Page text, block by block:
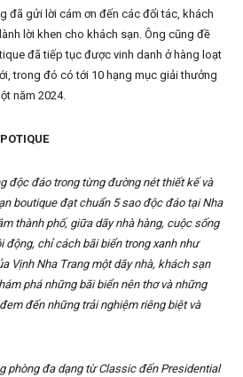
đã gửi lời cám ơn đến các đối tác, khách
lời khen cho khách sạn. Ông cũng đề
đã tiếp tục được vinh danh ở hàng loạt
trong đó có tới 10 hạng mục giải thưởng
năm 2024.
độc đáo trong từng đường nét thiết kế và
boutique đạt chuẩn 5 sao độc đáo tại Nha
thành phố, giữa dãy nhà hàng, cuộc sống
động, chỉ cách bãi biển trong xanh như
Vịnh Nha Trang một dãy nhà, khách sạn
phá những bãi biển nên thơ và những
đến những trải nghiệm riêng biệt và
phòng đa dạng từ Classic đến Presidential